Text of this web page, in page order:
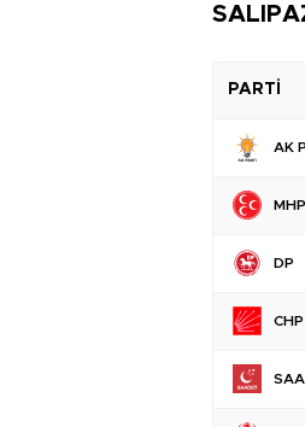
PARTİ
AK
MHP
DP
CHP